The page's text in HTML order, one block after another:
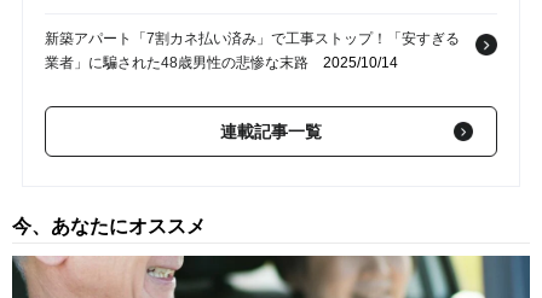
新築アパート「7割カネ払い済み」で工事ストップ！「安すぎる
業者」に騙された48歳男性の悲惨な末路 2025/10/14
社員1人の早期離職で「640万円」が水の泡…なぜ「営業」と
「事務」ばかりが、すぐ辞めてしまうのか？
も少ないのは？ 2024/09/25
日本人の読書離れで苦境の「出版業界」頼みの電子市場にも一服
連載記事一覧
今、あなたにオススメ